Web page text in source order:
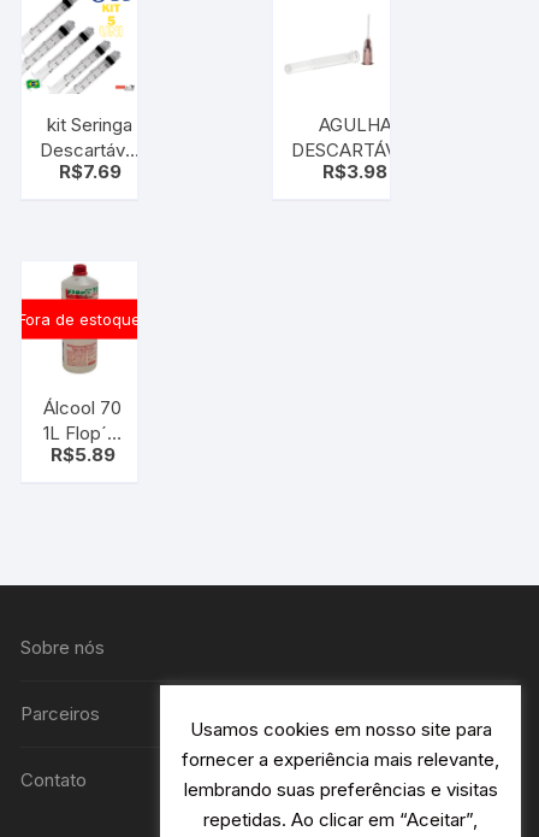
kit Seringa
Descartável
Luer Lock
R$7.69
AGULHA
DESCARTÁVEL
HIPODÉRMICA
R$3.98
Fora de estoque
Álcool 70
1L Flop´s
70 INPM
R$5.89
Sobre nós
Parceiros
Contato
Usamos cookies em nosso site para
fornecer a experiência mais relevante,
lembrando suas preferências e visitas
repetidas. Ao clicar em “Aceitar”,